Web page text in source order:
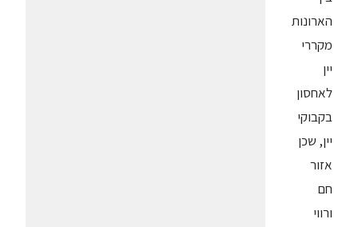
הארונות
מקררי
יין
לאחסון
בקבוקי
יין, שכן
אזור
חם
ורווי